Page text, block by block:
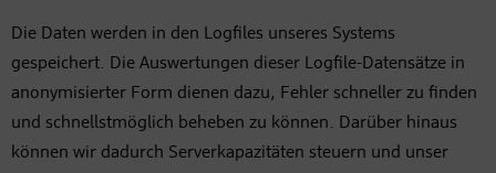
Die Daten werden in den Logfiles unseres Systems
gespeichert. Die Auswertungen dieser Logfile-Datensätze in
anonymisierter Form dienen dazu, Fehler schneller zu finden
und schnellstmöglich beheben zu können. Darüber hinaus
können wir dadurch Serverkapazitäten steuern und unser